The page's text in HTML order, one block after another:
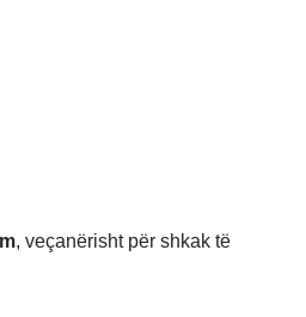
, veçanërisht për shkak të